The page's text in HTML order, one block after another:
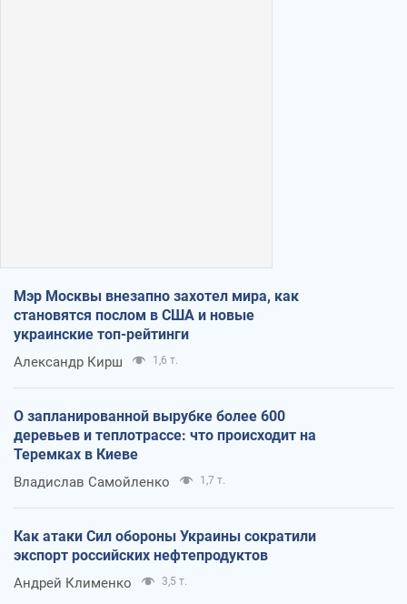
Мэр Москвы внезапно захотел мира, как
становятся послом в США и новые
украинские топ-рейтинги
Александр Кирш 1,6 т.
О запланированной вырубке более 600
деревьев и теплотрассе: что происходит на
Теремках в Киеве
Владислав Самойленко 1,7 т.
Как атаки Сил обороны Украины сократили
экспорт российских нефтепродуктов
Андрей Клименко 3,5 т.